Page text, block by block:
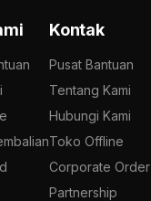
Kontak
Pusat Bantuan
Tentang Kami
Hubungi Kami
Toko Offline
Corporate Order
Partnership